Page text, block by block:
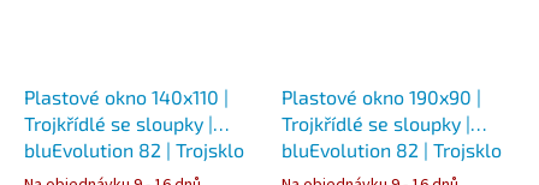
Plastové okno 140x110 |
Trojkřídlé se sloupky |
bluEvolution 82 | Trojsklo
Plastové okno 190x90 |
Trojkřídlé se sloupky |
bluEvolution 82 | Trojsklo